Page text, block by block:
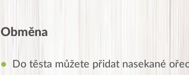
Obměna
Do těsta můžete přidat nasekané